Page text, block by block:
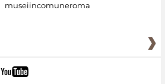
museiincomuneroma